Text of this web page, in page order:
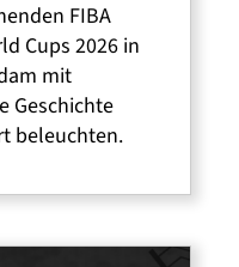
FIBA
Cups 2026 in
mit
Geschichte
beleuchten.